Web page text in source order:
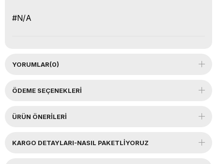
#N/A
YORUMLAR(0)
ÖDEME SEÇENEKLERI
ÜRÜN ÖNERILERI
KARGO DETAYLARI-NASIL PAKETLİYORUZ